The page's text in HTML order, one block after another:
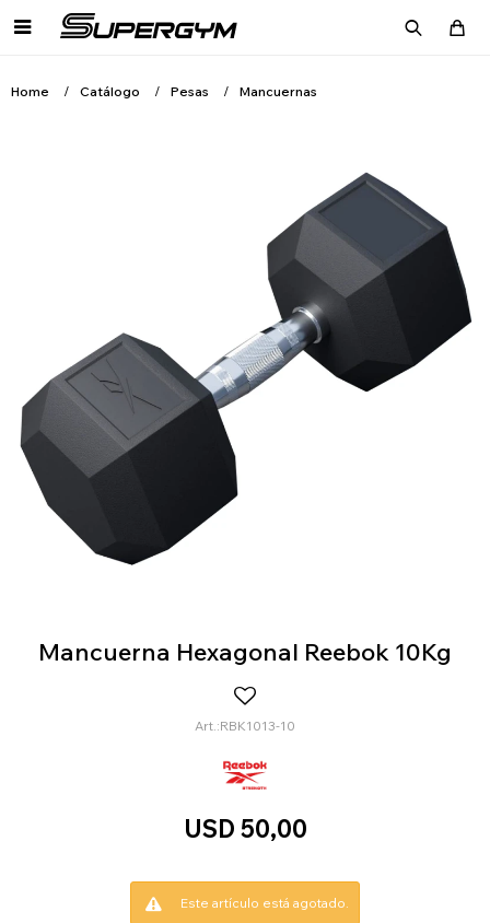

Home Catálogo Pesas Mancuernas
Mancuerna Hexagonal Reebok 10Kg
RBK1013-10
USD 50,00
Este artículo está agotado.